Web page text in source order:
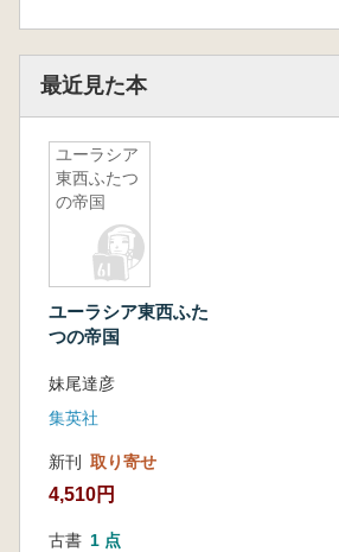
最近見た本
ユーラシア
東西ふたつ
の帝国
ユーラシア東西ふた
つの帝国
妹尾達彦
集英社
新刊 取り寄せ
4,510円
古書 1 点